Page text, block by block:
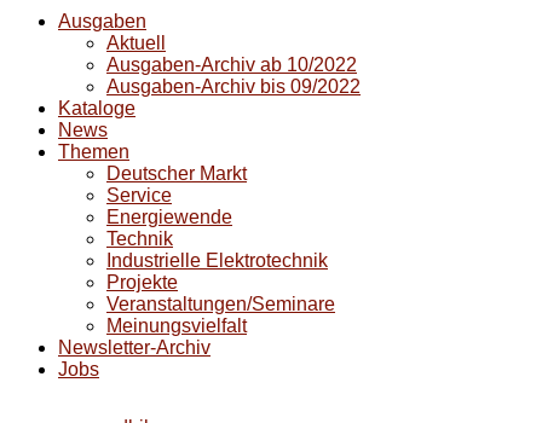
Ausgaben
Aktuell
Ausgaben-Archiv ab 10/2022
Ausgaben-Archiv bis 09/2022
Kataloge
News
Themen
Deutscher Markt
Service
Energiewende
Technik
Industrielle Elektrotechnik
Projekte
Veranstaltungen/Seminare
Meinungsvielfalt
Newsletter-Archiv
Jobs